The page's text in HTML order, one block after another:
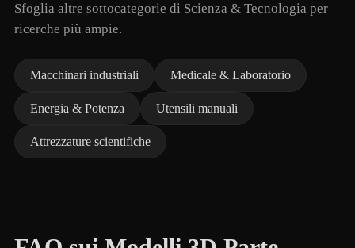
Sfoglia altre sottocategorie di Scienza & Tecnologia per
ricerche più ampie.
Macchinari industriali Medicale & Laboratorio
Energia & Potenza Utensili manuali
Attrezzature scientifiche